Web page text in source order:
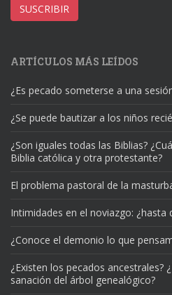
correo
electrónico
SUSCRIBIR
ARTÍCULOS MÁS LEÍDOS
¿Es pecado someterse a una
¿Se puede bautizar a los niños
¿Son iguales todas las Biblias?
Biblia católica y otra protestante?
El problema pastoral de la
Intimidades en el noviazgo: ¿hasta
¿Conoce el demonio lo que
¿Existen los pecados ancestrales?
sanación del árbol genealógico?